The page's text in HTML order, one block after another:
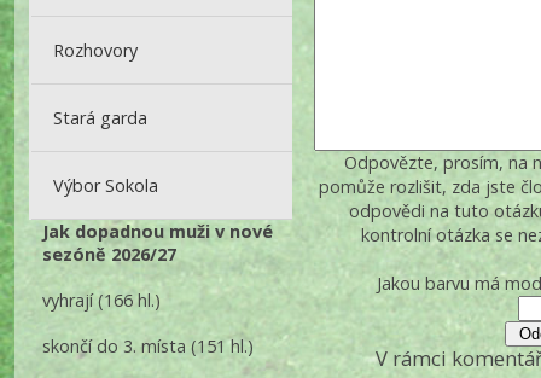
Rozhovory
Stará garda
Výbor Sokola
Jak dopadnou muži v nové
sezóně 2026/27
vyhrají(166 hl.)
skončí do 3. místa (151 hl.)
Odpovězte, prosím, na
pomůže rozlišit, zda jste
odpovědi na tuto
kontrolní otázka se
Jakou barvu má
V rámci